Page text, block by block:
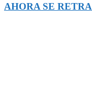
AHORA SE